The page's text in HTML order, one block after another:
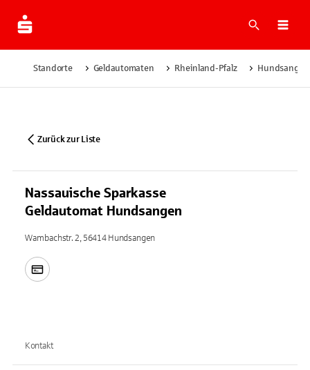
Suche
Standorte Geldautomaten Rheinland-Pfalz Hundsangen
Zurück zur Liste
Nassauische Sparkasse
Geldautomat Hundsangen
Wambachstr. 2, 56414 Hundsangen
Kontakt